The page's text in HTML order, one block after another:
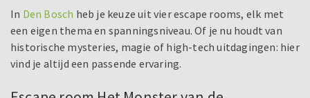
In Den Bosch heb je keuze uit vier escape rooms, elk met
een eigen thema en spanningsniveau. Of je nu houdt van
historische mysteries, magie of high-tech uitdagingen: hier
vind je altijd een passende ervaring.